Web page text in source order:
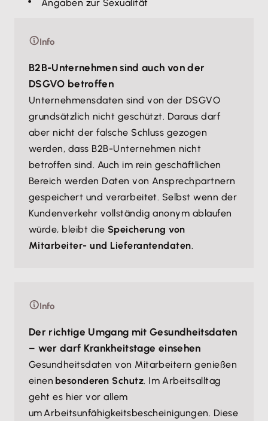
Angaben zur Sexualität
Info
B2B-Unternehmen sind auch von der
DSGVO betroffen
Unternehmensdaten sind von der DSGVO
grundsätzlich nicht geschützt. Daraus darf
aber nicht der falsche Schluss gezogen
werden, dass B2B-Unternehmen nicht
betroffen sind. Auch im rein geschäftlichen
Bereich werden Daten von Ansprechpartnern
gespeichert und verarbeitet. Selbst wenn der
Kundenverkehr vollständig anonym ablaufen
würde, bleibt die Speicherung von
Mitarbeiter- und Lieferantendaten.
Info
Der richtige Umgang mit Gesundheitsdaten
– wer darf Krankheitstage einsehen
Gesundheitsdaten von Mitarbeitern genießen
einen besonderen Schutz. Im Arbeitsalltag
geht es hier vor allem
um Arbeitsunfähigkeitsbescheinigungen. Diese